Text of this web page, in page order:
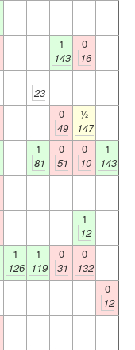
1
143
0
16
-
23
0
49
½
147
1
81
0
51
0
10
1
143
1
12
1
126
1
119
0
31
0
132
0
12